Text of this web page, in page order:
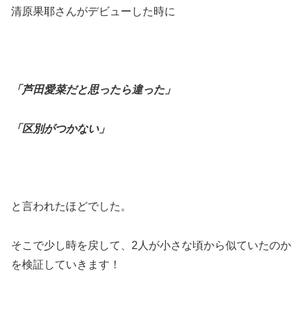
清原果耶さんがデビューした時に
「芦田愛菜だと思ったら違った」
「区別がつかない」
と言われたほどでした。
そこで少し時を戻して、2人が小さな頃から似ていたのか
を検証していきます！